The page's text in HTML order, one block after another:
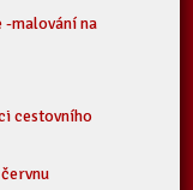
-malování na
cestovního